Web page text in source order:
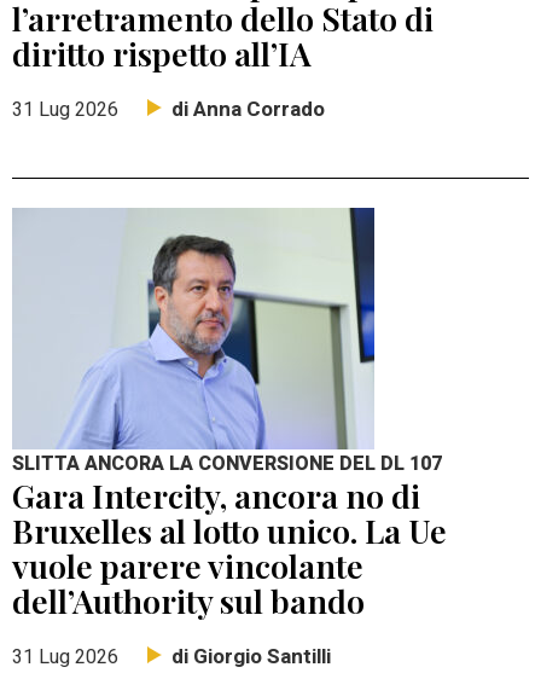
l’arretramento dello Stato di
diritto rispetto all’IA
31 Lug 2026 di Anna Corrado
SLITTA ANCORA LA CONVERSIONE DEL DL 107
Gara Intercity, ancora no di
Bruxelles al lotto unico. La Ue
vuole parere vincolante
dell’Authority sul bando
31 Lug 2026 di Giorgio Santilli